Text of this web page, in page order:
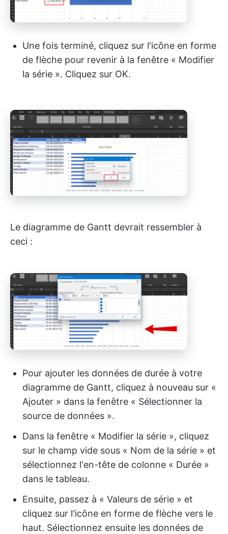
Une fois terminé, cliquez sur l'icône en forme
de flèche pour revenir à la fenêtre « Modifier
la série ». Cliquez sur OK.
Le diagramme de Gantt devrait ressembler à
ceci :
Pour ajouter les données de durée à votre
diagramme de Gantt, cliquez à nouveau sur «
Ajouter » dans la fenêtre « Sélectionner la
source de données ».
Dans la fenêtre « Modifier la série », cliquez
sur le champ vide sous « Nom de la série » et
sélectionnez l'en-tête de colonne « Durée »
dans le tableau.
Ensuite, passez à « Valeurs de série » et
cliquez sur l'icône en forme de flèche vers le
haut. Sélectionnez ensuite les données de